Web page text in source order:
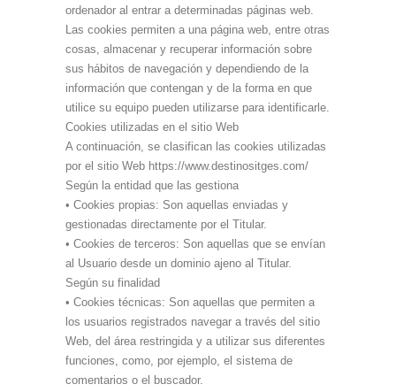
ordenador al entrar a determinadas páginas web.
Las cookies permiten a una página web, entre otras
cosas, almacenar y recuperar información sobre
sus hábitos de navegación y dependiendo de la
información que contengan y de la forma en que
utilice su equipo pueden utilizarse para identificarle.
Cookies utilizadas en el sitio Web
A continuación, se clasifican las cookies utilizadas
por el sitio Web https://www.destinositges.com/
Según la entidad que las gestiona
• Cookies propias: Son aquellas enviadas y
gestionadas directamente por el Titular.
• Cookies de terceros: Son aquellas que se envían
al Usuario desde un dominio ajeno al Titular.
Según su finalidad
• Cookies técnicas: Son aquellas que permiten a
los usuarios registrados navegar a través del sitio
Web, del área restringida y a utilizar sus diferentes
funciones, como, por ejemplo, el sistema de
comentarios o el buscador.